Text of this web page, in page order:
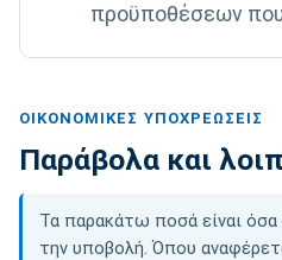
προϋποθέσεων που
ΟΙΚΟΝΟΜΙΚΈΣ ΥΠΟΧΡΕΏΣΕΙΣ
Παράβολα και
Τα παρακάτω ποσά είναι όσα
την υποβολή. Όπου